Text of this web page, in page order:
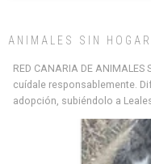
ANIMALES SIN HOGAR
RED CANARIA DE
cuídale responsablemente.
adopción, subiéndolo a